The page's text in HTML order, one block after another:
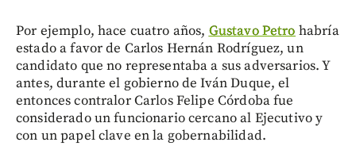
Por ejemplo, hace cuatro años,Gustavo Petrohabría
estado a favor de Carlos Hernán Rodríguez, un
candidato que no representaba a sus adversarios. Y
antes, durante el gobierno de Iván Duque, el
entonces contralor Carlos Felipe Córdoba fue
considerado un funcionario cercano al Ejecutivo y
con un papel clave en la gobernabilidad.